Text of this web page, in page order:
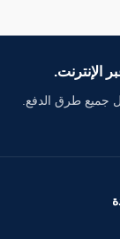
الإنترنت.
جميع طرق الدفع.